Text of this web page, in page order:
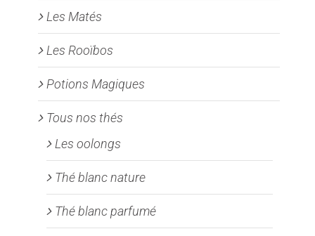
Les Matés
Les Rooïbos
Potions Magiques
Tous nos thés
Les oolongs
Thé blanc nature
Thé blanc parfumé